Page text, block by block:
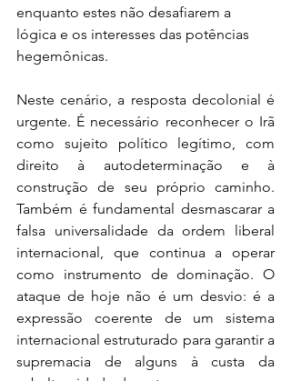
enquanto estes não desafiarem a
lógica e os interesses das potências
hegemônicas.
Neste cenário, a resposta decolonial é
urgente. É necessário reconhecer o Irã
como sujeito político legítimo, com
direito à autodeterminação e à
construção de seu próprio caminho.
Também é fundamental desmascarar a
falsa universalidade da ordem liberal
internacional, que continua a operar
como instrumento de dominação. O
ataque de hoje não é um desvio: é a
expressão coerente de um sistema
internacional estruturado para garantir a
supremacia de alguns à custa da